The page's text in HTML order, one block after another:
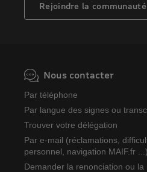
Rejoindre la communauté
Nous contacter
Par téléphone
Par langue des signes ou
Trouver votre délégation
Par e-mail (réclamations,
personnel, navigation MAIF.fr ...)
Demander la renonciation ou